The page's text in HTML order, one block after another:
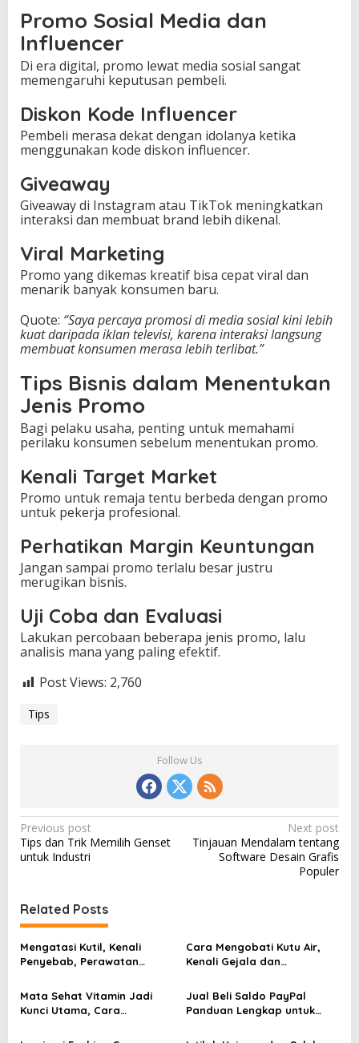
Promo Sosial Media dan
Influencer
Di era digital, promo lewat media sosial sangat
memengaruhi keputusan pembeli.
Diskon Kode Influencer
Pembeli merasa dekat dengan idolanya ketika
menggunakan kode diskon influencer.
Giveaway
Giveaway di Instagram atau TikTok meningkatkan
interaksi dan membuat brand lebih dikenal.
Viral Marketing
Promo yang dikemas kreatif bisa cepat viral dan
menarik banyak konsumen baru.
Quote: “Saya percaya promosi di media sosial kini lebih
kuat daripada iklan televisi, karena interaksi langsung
membuat konsumen merasa lebih terlibat.”
Tips Bisnis dalam Menentukan
Jenis Promo
Bagi pelaku usaha, penting untuk memahami
perilaku konsumen sebelum menentukan promo.
Kenali Target Market
Promo untuk remaja tentu berbeda dengan promo
untuk pekerja profesional.
Perhatikan Margin Keuntungan
Jangan sampai promo terlalu besar justru
merugikan bisnis.
Uji Coba dan Evaluasi
Lakukan percobaan beberapa jenis promo, lalu
analisis mana yang paling efektif.
Post Views: 2,760
Tips
Follow Us
P
o
t
n
a
v
i
g
Previous post
Tips dan Trik Memilih Genset
untuk Industri
Next post
Tinjauan Mendalam tentang
Software Desain Grafis
Populer
Related Posts
Mengatasi Kutil, Kenali
Penyebab, Perawatan
Dokter
Cara Mengobati Kutu Air,
Kenali Gejala dan
Sejak Awal
Mata Sehat Vitamin Jadi
Kunci Utama, Cara
Penglihatan Tetap Tajam
Jual Beli Saldo PayPal
Panduan Lengkap untuk
Digital